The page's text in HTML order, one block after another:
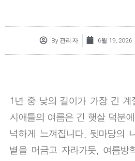
By 관리자 6월 19, 2026
1년 중 낮의 길이가 가장 긴 계
시애틀의 여름은 긴 햇살 덕분
넉하게 느껴집니다. 뒷마당의
볕을 머금고 자라가듯, 여름방